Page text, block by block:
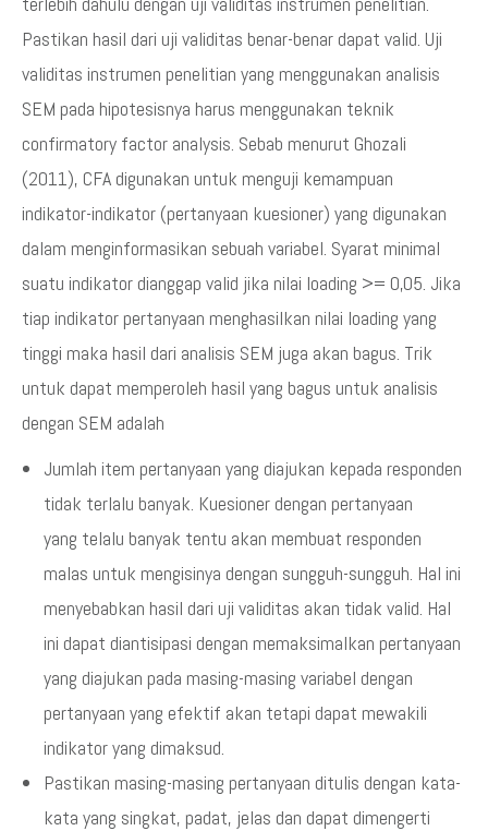
Pastikan hasil dari uji validitas benar-benar dapat valid. Uji
validitas instrumen penelitian yang menggunakan analisis
SEM pada hipotesisnya harus menggunakan teknik
confirmatory factor analysis. Sebab menurut Ghozali
(2011), CFA digunakan untuk menguji kemampuan
indikator-indikator (pertanyaan kuesioner) yang digunakan
dalam menginformasikan sebuah variabel. Syarat minimal
suatu indikator dianggap valid jika nilai loading >= 0,05. Jika
tiap indikator pertanyaan menghasilkan nilai loading yang
tinggi maka hasil dari analisis SEM juga akan bagus. Trik
untuk dapat memperoleh hasil yang bagus untuk analisis
dengan SEM adalah
Jumlah item pertanyaan yang diajukan kepada responden
tidak terlalu banyak. Kuesioner dengan pertanyaan
yang telalu banyak tentu akan membuat responden
malas untuk mengisinya dengan sungguh-sungguh. Hal ini
menyebabkan hasil dari uji validitas akan tidak valid. Hal
ini dapat diantisipasi dengan memaksimalkan pertanyaan
yang diajukan pada masing-masing variabel dengan
pertanyaan yang efektif akan tetapi dapat mewakili
indikator yang dimaksud.
Pastikan masing-masing pertanyaan ditulis dengan kata-
kata yang singkat, padat, jelas dan dapat dimengerti